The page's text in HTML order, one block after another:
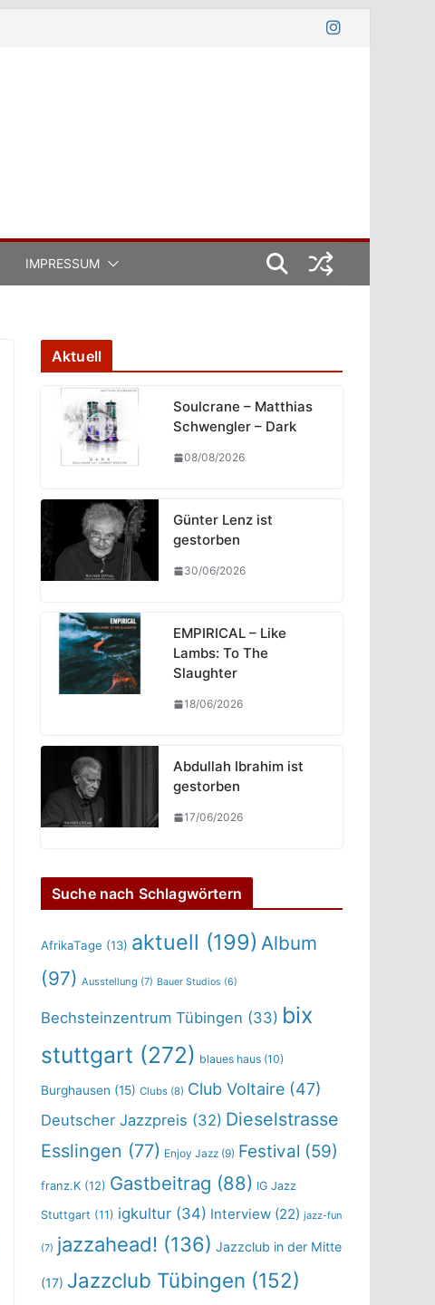
IMPRESSUM
Aktuell
Soulcrane – Matthias
Schwengler – Dark
08/08/2026
Günter Lenz ist
gestorben
30/06/2026
EMPIRICAL – Like
Lambs: To The
Slaughter
18/06/2026
Abdullah Ibrahim ist
gestorben
17/06/2026
Suche nach Schlagwörtern
AfrikaTage (13) aktuell (199) Album
(97) Ausstellung (7) Bauer Studios (6)
Bechsteinzentrum Tübingen (33) bix
stuttgart (272) blaues haus (10)
Burghausen (15) Clubs (8) Club Voltaire (47)
Deutscher Jazzpreis (32) Dieselstrasse
Esslingen (77) Enjoy Jazz (9) Festival (59)
franz.K (12) Gastbeitrag (88) IG Jazz
Stuttgart (11) igkultur (34) Interview (22) jazz-fun
(7) jazzahead! (136) Jazzclub in der Mitte
(17) Jazzclub Tübingen (152)